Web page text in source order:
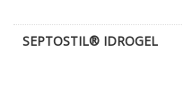
SEPTOSTIL® IDROGEL